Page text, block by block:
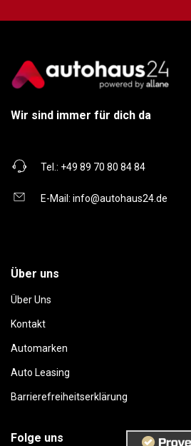
Wir sind immer für dich da
Tel.: +49 89 70 80 84 84
E-Mail: info@autohaus24.de
Über uns
Über Uns
Kontakt
Automarken
Auto Leasing
Barrierefreiheitserklärung
Folge uns